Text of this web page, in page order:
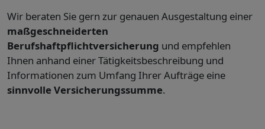
Wir beraten Sie gern zur genauen Ausgestaltung einer
maßgeschneiderten
Berufshaftpflichtversicherung und empfehlen
Ihnen anhand einer Tätigkeitsbeschreibung und
Informationen zum Umfang Ihrer Aufträge eine
sinnvolle Versicherungssumme.